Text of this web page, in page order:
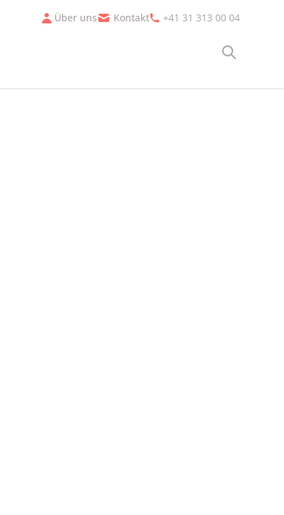
Über uns Kontakt +41 31 313 00 04
Suche